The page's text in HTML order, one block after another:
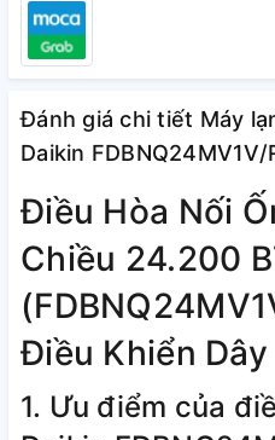
Đánh giá chi tiết Máy
Daikin FDBNQ24MV1V/
Điều Hòa Nối
Chiều 24.200
Điều Khiển Dây
1. Ưu điểm của